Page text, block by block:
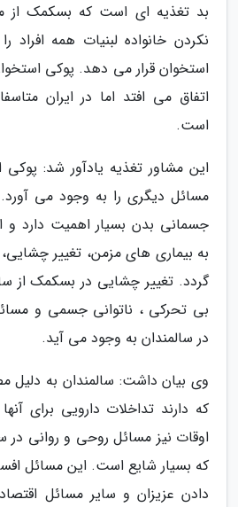
بد تغذیه ای است که بسکمک از
نکردن خانواده لبنیات همه
است.
این مشاور تغذیه یادآور شد: پوکی
مسائل دیگری را به وجود می
جسمانی بدن بسیار اهمیت دارد و
به بیماری های مزمن، تغییر
گردد. تغییر چشایی در بسکمک از
بی تحرکی ، ناتوانی جسمی و
در سالمندان به وجود می آید.
وی بیان داشت: سالمندان به دلیل
که دارند تداخلات دارویی برای
اوقات نیز مسائل روحی و روانی در
که بسیار شایع است. این مسائل
دادن عزیزان و سایر مسائل